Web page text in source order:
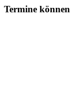
Termine